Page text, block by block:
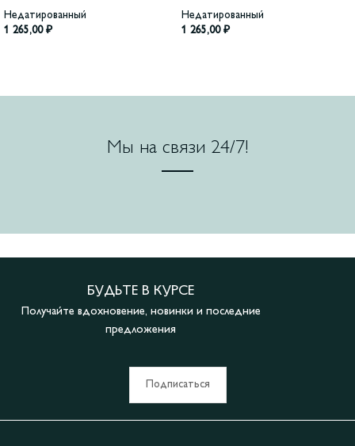
Недатированный
1 265,00 ₽
Недатированный
1 265,00 ₽
Мы на связи 24/7!
БУДЬТЕ В КУРСЕ
Получайте вдохновение, новинки и последние
предложения
Подписаться